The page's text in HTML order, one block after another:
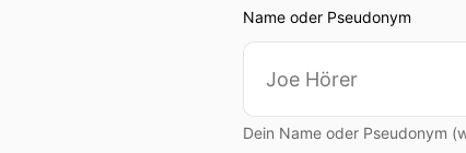
Name oder Pseudonym
Dein Name oder Pseudonym